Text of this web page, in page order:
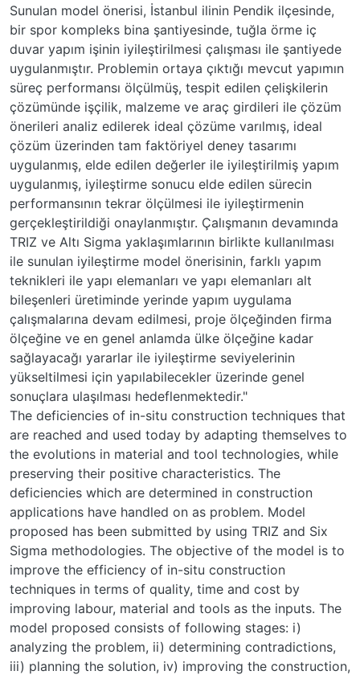
Sunulan model önerisi, İstanbul ilinin Pendik ilçesinde,
bir spor kompleks bina şantiyesinde, tuğla örme iç
duvar yapım işinin iyileştirilmesi çalışması ile şantiyede
uygulanmıştır. Problemin ortaya çıktığı mevcut yapımın
süreç performansı ölçülmüş, tespit edilen çelişkilerin
çözümünde işçilik, malzeme ve araç girdileri ile çözüm
önerileri analiz edilerek ideal çözüme varılmış, ideal
çözüm üzerinden tam faktöriyel deney tasarımı
uygulanmış, elde edilen değerler ile iyileştirilmiş yapım
uygulanmış, iyileştirme sonucu elde edilen sürecin
performansının tekrar ölçülmesi ile iyileştirmenin
gerçekleştirildiği onaylanmıştır. Çalışmanın devamında
TRIZ ve Altı Sigma yaklaşımlarının birlikte kullanılması
ile sunulan iyileştirme model önerisinin, farklı yapım
teknikleri ile yapı elemanları ve yapı elemanları alt
bileşenleri üretiminde yerinde yapım uygulama
çalışmalarına devam edilmesi, proje ölçeğinden firma
ölçeğine ve en genel anlamda ülke ölçeğine kadar
sağlayacağı yararlar ile iyileştirme seviyelerinin
yükseltilmesi için yapılabilecekler üzerinde genel
sonuçlara ulaşılması hedeflenmektedir."
The deficiencies of in-situ construction techniques that
are reached and used today by adapting themselves to
the evolutions in material and tool technologies, while
preserving their positive characteristics. The
deficiencies which are determined in construction
applications have handled on as problem. Model
proposed has been submitted by using TRIZ and Six
Sigma methodologies. The objective of the model is to
improve the efficiency of in-situ construction
techniques in terms of quality, time and cost by
improving labour, material and tools as the inputs. The
model proposed consists of following stages: i)
analyzing the problem, ii) determining contradictions,
iii) planning the solution, iv) improving the construction,